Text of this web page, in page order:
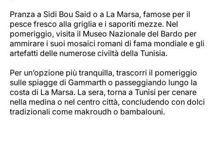
Pranza a Sidi Bou Said o a La Marsa, famose per il
pesce fresco alla griglia e i saporiti mezze. Nel
pomeriggio, visita il Museo Nazionale del Bardo per
ammirare i suoi mosaici romani di fama mondiale e gli
artefatti delle numerose civiltà della Tunisia.
Per un’opzione più tranquilla, trascorri il pomeriggio
sulle spiagge di Gammarth o passeggiando lungo la
costa di La Marsa. La sera, torna a Tunisi per cenare
nella medina o nel centro città, concludendo con dolci
tradizionali come makroudh o bambalouni.